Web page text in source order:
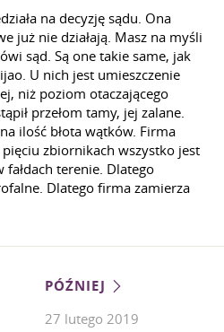
na decyzję sądu. Ona
już nie działają. Masz na myśli
sąd. Są one takie same, jak
U nich jest umieszczenie
niż poziom otaczającego
przełom tamy, jej zalane.
ilość błota wątków. Firma
pięciu zbiornikach wszystko jest
terenie. Dlatego
Dlatego firma zamierza
PÓŹNIEJ
27 lutego 2019